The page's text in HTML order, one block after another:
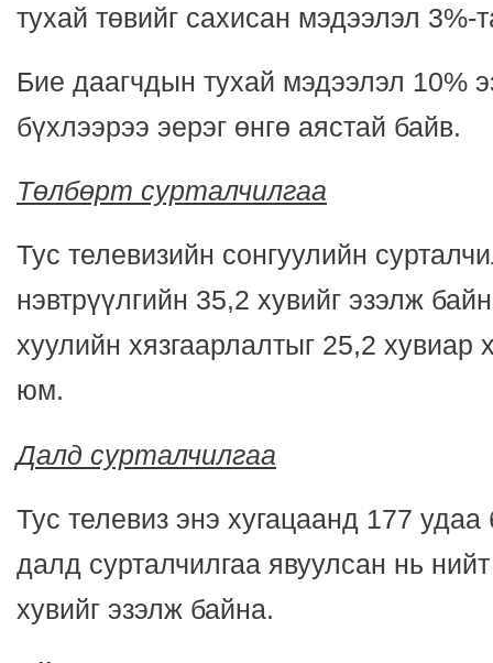
тухай төвийг сахисан мэдээлэл 3%-
Бие даагчдын тухай мэдээлэл 10%
бүхлээрээ эерэг өнгө аястай байв.
Төлбөрт сурталчилгаа
Тус телевизийн сонгуулийн
нэвтрүүлгийн 35,2 хувийг эзэлж
хуулийн хязгаарлалтыг 25,2 хувиар
юм.
Далд сурталчилгаа
Тус телевиз энэ хугацаанд 177
далд сурталчилгаа явуулсан нь
хувийг эзэлж байна.